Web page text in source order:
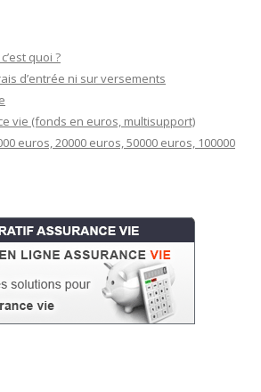
quoi ?
d’entrée ni sur versements
vie (fonds en euros, multisupport)
euros, 20000 euros, 50000 euros, 100000